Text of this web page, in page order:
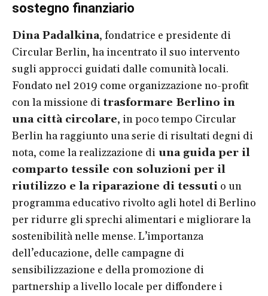
sostegno finanziario
Dina Padalkina, fondatrice e presidente di
Circular Berlin, ha incentrato il suo intervento
sugli approcci guidati dalle comunità locali.
Fondato nel 2019 come organizzazione no-profit
con la missione di trasformare Berlino in
una città circolare, in poco tempo Circular
Berlin ha raggiunto una serie di risultati degni di
nota, come la realizzazione di una guida per il
comparto tessile con soluzioni per il
riutilizzo e la riparazione di tessuti o un
programma educativo rivolto agli hotel di Berlino
per ridurre gli sprechi alimentari e migliorare la
sostenibilità nelle mense. L’importanza
dell’educazione, delle campagne di
sensibilizzazione e della promozione di
partnership a livello locale per diffondere i